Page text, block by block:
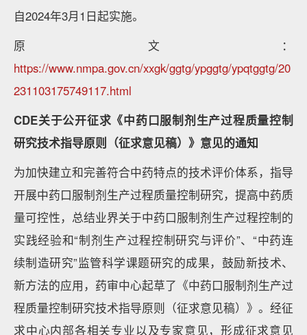
自2024年3月1日起实施。
原文：
https://www.nmpa.gov.cn/xxgk/ggtg/ypggtg/ypqtggtg/20
231103175749117.html
CDE关于公开征求《中药口服制剂生产过程质量控制
研究技术指导原则（征求意见稿）》意见的通知
为加快建立和完善符合中药特点的技术评价体系，指导
开展中药口服制剂生产过程质量控制研究，提高中药质
量可控性，总结业界关于中药口服制剂生产过程控制的
实践经验和“制剂生产过程控制研究与评价”、“中药连
续制造研究”监管科学课题研究的成果，鼓励新技术、
新方法的应用，药审中心起草了《中药口服制剂生产过
程质量控制研究技术指导原则（征求意见稿）》。经征
求中心内部各相关专业以及专家意见，形成征求意见